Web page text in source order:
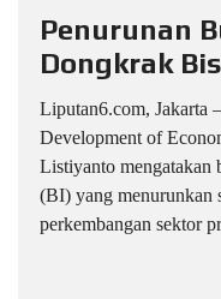
Penurunan
Dongkrak
Liputan6.com, Jakarta
Development of
Listiyanto mengatakan
(BI) yang menurunkan
perkembangan sektor